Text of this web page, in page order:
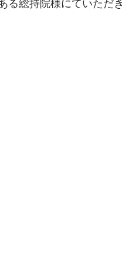
る総持院様にていただ